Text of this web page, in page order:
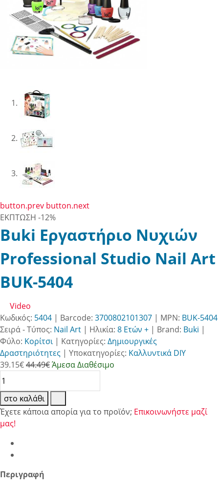
button.prev button.next
ΕΚΠΤΩΣΗ -12%
Buki Εργαστήριο Νυχιών
Professional Studio Nail Art
BUK-5404
Video
Κωδικός: 5404 | Barcode: 3700802101307 | MPN: BUK-5404
Σειρά - Τύπος: Nail Art | Ηλικία: 8 Ετών + | Brand: Buki |
Φύλο: Κορίτσι| Κατηγορίες: Δημιουργικές
Δραστηριότητες | Υποκατηγορίες: Καλλυντικά DIY
39.15€44.49€Άμεσα Διαθέσιμο
στο καλάθι
Έχετε κάποια απορία για το προϊόν; Επικοινωνήστε μαζί
μας!
Περιγραφή